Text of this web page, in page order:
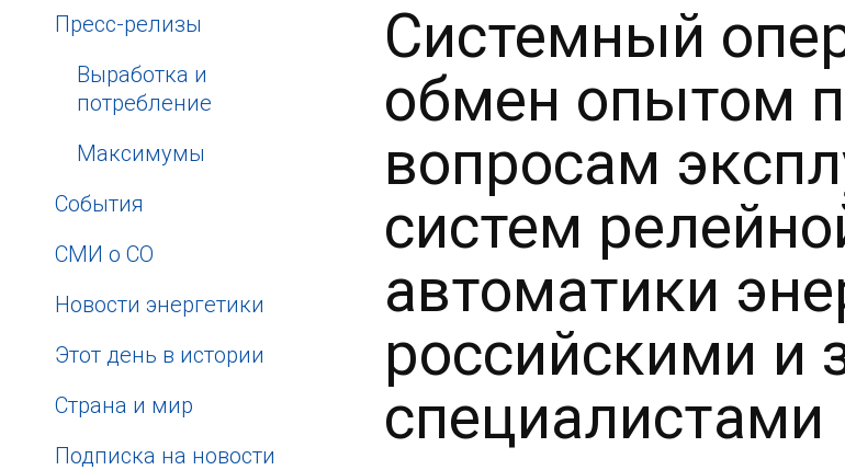
Пресс-релизы
Выработка и
потребление
Максимумы
События
СМИ о СО
Новости энергетики
Этот день в истории
Страна и мир
Подписка на новости
Системный
обмен опытом
вопросам
систем
автоматики
российскими и
специалистами